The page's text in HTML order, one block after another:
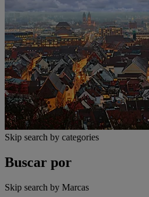
Skip search by categories
Buscar por
Skip search by Marcas